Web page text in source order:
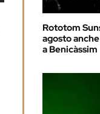
Rototom
agosto
a Benicàssim